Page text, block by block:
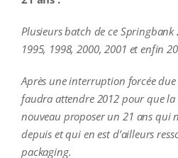
Plusieurs batch de ce Springbank
1995, 1998, 2000, 2001 et enfin
Après une interruption forcée
faudra attendre 2012 pour que la
nouveau proposer un 21 ans qui
depuis et qui en est d’ailleurs
packaging.